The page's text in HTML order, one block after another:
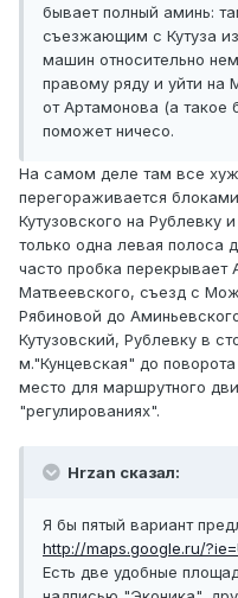
бывает полный аминь:
съезжающим с Кутуза
машин относительно
правому ряду и уйти на
от Артамонова (а такое
поможет ничесо.
На самом деле там все
перегораживается
Кутузовского на Рублевку
только одна левая полоса
часто пробка перекрывает
Матвеевского, съезд с
Рябиновой до
Кутузовский, Рублевку в
м."Кунцевская" до
место для маршрутного
"регулированиях".
Hrzan сказал:
Я бы пятый вариант
http://maps.google.ru/
Есть две удобные